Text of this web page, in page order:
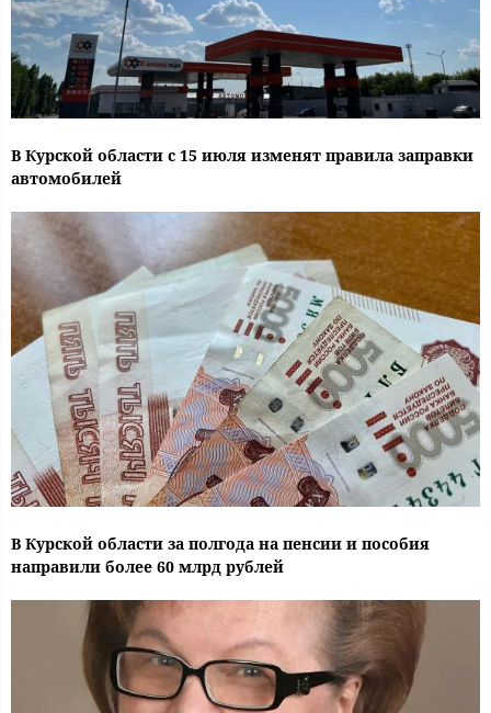
В Курской области с 15 июля изменят правила заправки
автомобилей
В Курской области за полгода на пенсии и пособия
направили более 60 млрд рублей